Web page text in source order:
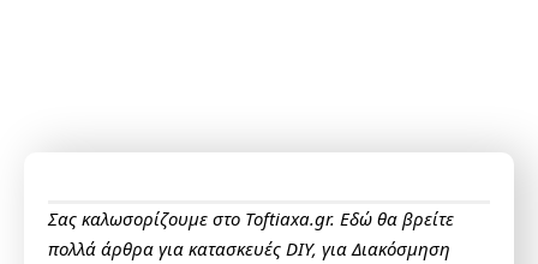
Σας καλωσορίζουμε στο Toftiaxa.gr. Εδώ θα βρείτε
πολλά άρθρα για κατασκευές DIY, για Διακόσμηση